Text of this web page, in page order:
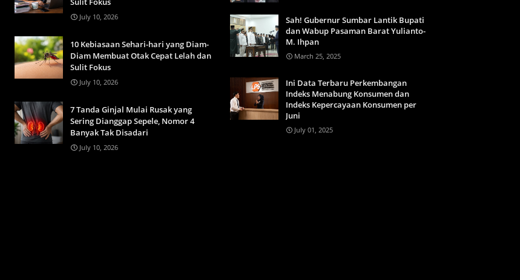
July 10, 2026
10 Kebiasaan Sehari-hari yang Diam-
Diam Membuat Otak Cepat Lelah dan
Sulit Fokus
July 10, 2026
7 Tanda Ginjal Mulai Rusak yang
Sering Dianggap Sepele, Nomor 4
Banyak Tak Disadari
July 10, 2026
Sah! Gubernur Sumbar Lantik Bupati
dan Wabup Pasaman Barat Yulianto-
M. Ihpan
March 25, 2025
Ini Data Terbaru Perkembangan
Indeks Menabung Konsumen dan
Indeks Kepercayaan Konsumen per
Juni
July 01, 2025